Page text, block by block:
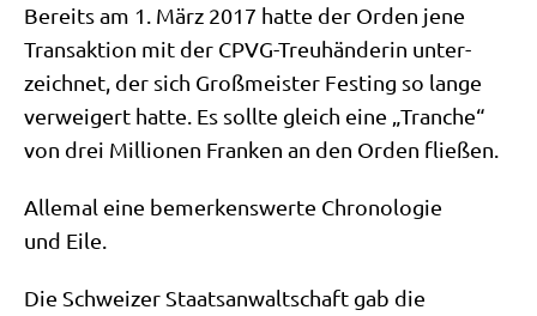
Bereits am 1. März 2017 hat­te der Orden jene
Trans­ak­ti­on mit der CPVG-Treu­hän­de­rin unter­
zeich­net, der sich Groß­mei­ster Fest­ing so lan­ge
ver­wei­gert hat­te. Es soll­te gleich eine „Tran­che“
von drei Mil­lio­nen Fran­ken an den Orden fließen.
Alle­mal eine bemer­kens­wer­te Chro­no­lo­gie
und Eile.
Die Schwei­zer Staats­an­walt­schaft gab die